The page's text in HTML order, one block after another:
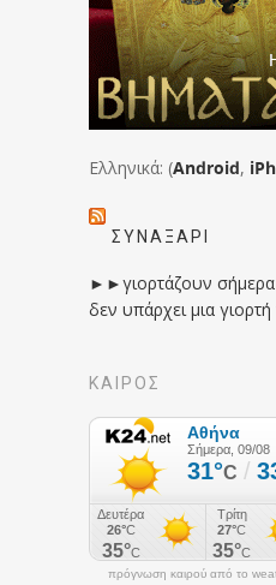
Ελληνικά: (Android,
ΣΥΝΑΞΆΡΙ
►►γιορτάζουν
δεν υπάρχει μια
ΚΑΙΡΟΣ
πρόγνωση καιρού από το